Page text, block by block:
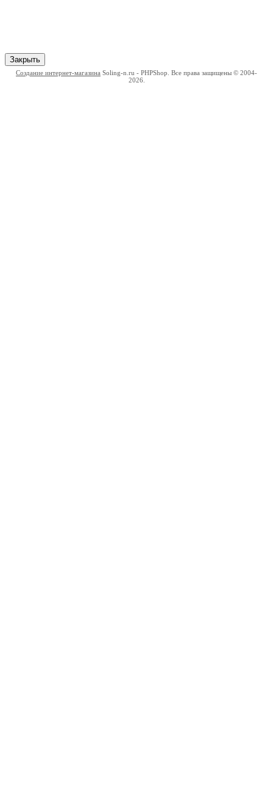
Закрыть
Создание интернет-магазина Soling-n.ru - PHPShop. Все права защищены © 2004-
2026.